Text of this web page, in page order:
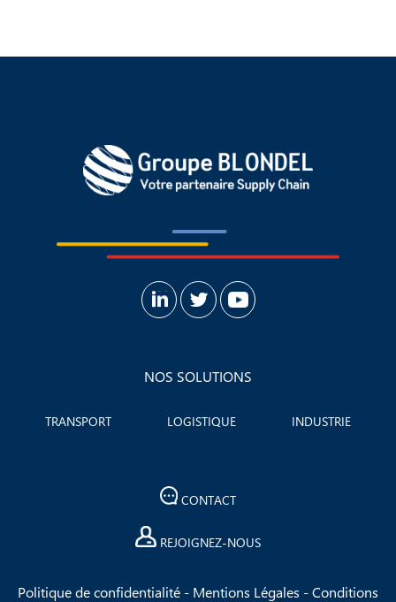
NOS SOLUTIONS
TRANSPORT LOGISTIQUE INDUSTRIE
CONTACT
REJOIGNEZ-NOUS
Politique de confidentialité - Mentions Légales -Conditions